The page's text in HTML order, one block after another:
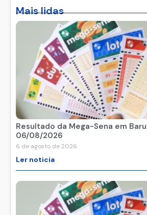
Mais lidas
Resultado da Mega-Sena em
06/08/2026
6 de agosto de 2026
Ler noticia